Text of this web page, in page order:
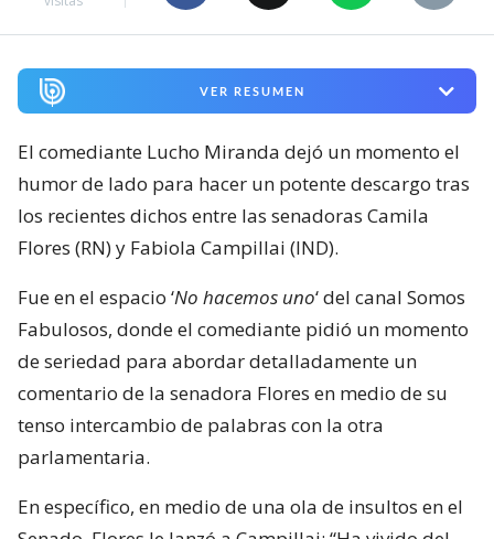
VER RESUMEN
El comediante Lucho Miranda dejó un momento el
humor de lado para hacer un potente descargo tras
los recientes dichos entre las senadoras Camila
Flores (RN) y Fabiola Campillai (IND).
Fue en el espacio ‘No hacemos uno‘ del canal Somos
Fabulosos, donde el comediante pidió un momento
de seriedad para abordar detalladamente un
comentario de la senadora Flores en medio de su
tenso intercambio de palabras con la otra
parlamentaria.
En específico, en medio de una ola de insultos en el